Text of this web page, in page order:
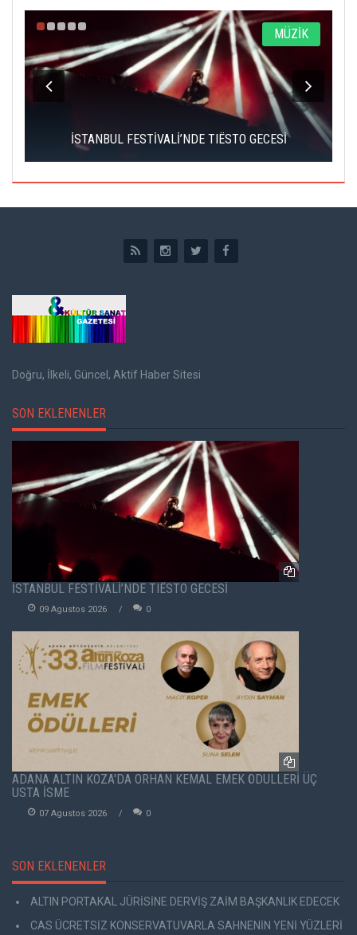
MÜZİK
İSTANBUL FESTİVALİ’NDE TIËSTO GECESİ
Doğru, İlkeli, Güncel, Aktif Haber Sitesi
SON EKLENENLER
İSTANBUL FESTİVALİ’NDE TIËSTO GECESİ
09 Agustos 2026 0
ADANA ALTIN KOZA'DA ORHAN KEMAL EMEK ÖDÜLLERİ ÜÇ
USTA İSME
07 Agustos 2026 0
SON EKLENENLER
ALTIN PORTAKAL JÜRİSİNE DERVİŞ ZAİM BAŞKANLIK EDECEK
CAS ÜCRETSİZ KONSERVATUVARLA SAHNENİN YENİ YÜZLERİ